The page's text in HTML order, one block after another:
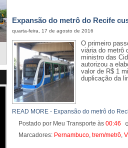
Expansão do metrô do Recife
quarta-feira, 17 de agosto de 2016
O primeiro
viária do metrô
ministro das
autorizou a
valor de R$ 1
duplicação da
READ MORE - Expansão do metrô do
Postado por Meu Transporte às 00:46
Marcadores: Pernambuco trem/metrô